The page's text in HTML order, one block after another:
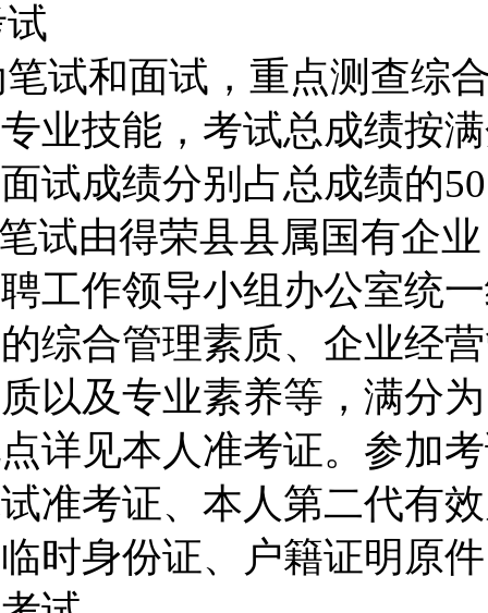
试和面试，重点测查综
业技能，考试总成绩按
试成绩分别占总成绩的50
试由得荣县县属国有企
工作领导小组办公室统
综合管理素质、企业经
以及专业素养等，满分为
详见本人准考证。参加
准考证、本人第二代有
时身份证、户籍证明原